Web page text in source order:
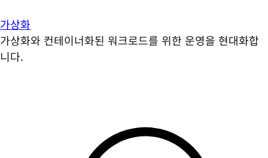
가상화
가상화와 컨테이너화된 워크로드를 위한 운영을 현대화합
니다.